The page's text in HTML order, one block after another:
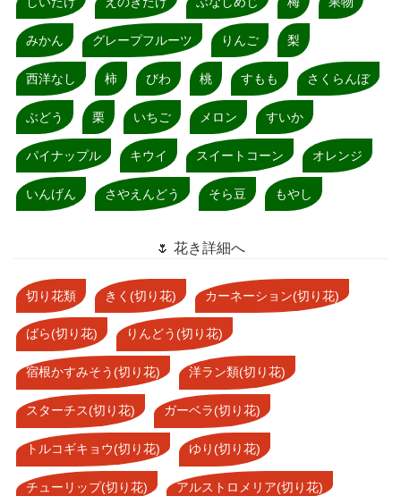
みかん グレープフルーツ りんご 梨
西洋なし 柿 びわ 桃 すもも さくらんぼ
ぶどう 栗 いちご メロン すいか
パイナップル キウイ スイートコーン オレンジ
いんげん さやえんどう そら豆 もやし
🌷 花き詳細へ
切り花類 きく(切り花) カーネーション(切り花)
ばら(切り花) りんどう(切り花)
宿根かすみそう(切り花) 洋ラン類(切り花)
スターチス(切り花) ガーベラ(切り花)
トルコギキョウ(切り花) ゆり(切り花)
チューリップ(切り花) アルストロメリア(切り花)